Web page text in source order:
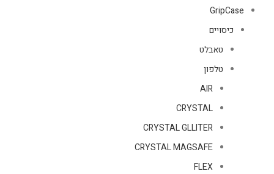
GripCase
כיסויים
טאבלט
טלפון
AIR
CRYSTAL
CRYSTAL GLLITER
CRYSTAL MAGSAFE
FLEX